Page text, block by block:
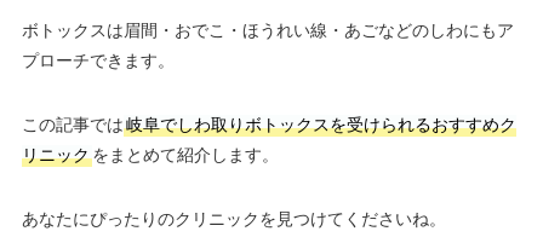
ボトックスは眉間・おでこ・ほうれい線・あごなどのしわにもア
プローチできます。
この記事では岐阜でしわ取りボトックスを受けられるおすすめク
リニックをまとめて紹介します。
あなたにぴったりのクリニックを見つけてくださいね。